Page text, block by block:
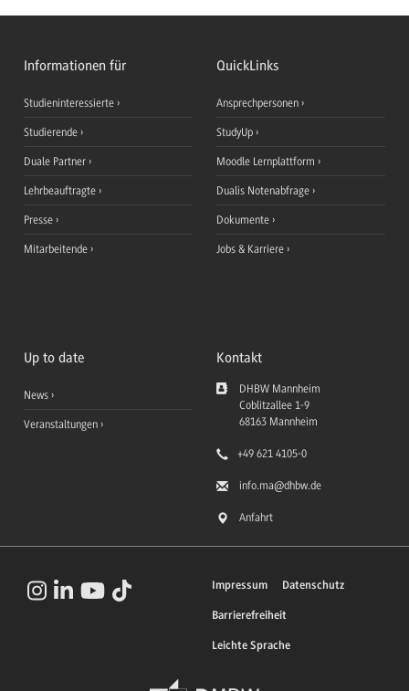
Informationen für
Studieninteressierte
Studierende
Duale Partner
Lehrbeauftragte
Presse
Mitarbeitende
QuickLinks
Ansprechpersonen
StudyUp
Moodle Lernplattform
Dualis Notenabfrage
Dokumente
Jobs & Karriere
Up to date
News
Veranstaltungen
Kontakt
DHBW Mannheim
Coblitzallee 1-9
68163 Mannheim
+49 621 4105-0
info.ma@dhbw.de
Anfahrt
Impressum Datenschutz
Barrierefreiheit
Leichte Sprache